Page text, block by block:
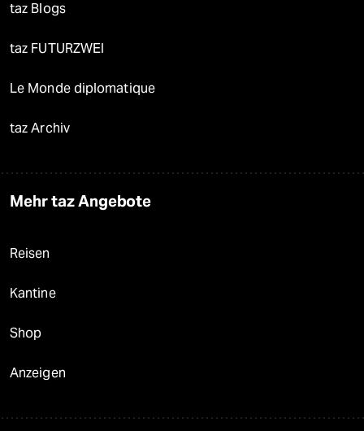
taz Blogs
taz FUTURZWEI
Le Monde diplomatique
taz Archiv
Mehr taz Angebote
Reisen
Kantine
Shop
Anzeigen